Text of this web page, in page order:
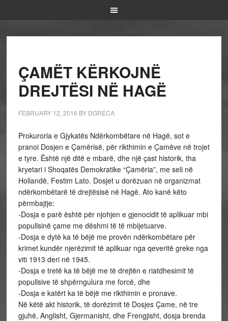
ÇAMËT KËRKOJNË
DREJTËSI NË HAGË
FEBRUARY 12, 2016 BY DGRECA
Prokuroria e Gjykatës Ndërkombëtare në Hagë, sot e
pranoi Dosjen e Çamërisë, për rikthimin e Çamëve në trojet
e tyre. Është një ditë e mbarë, dhe një çast historik, tha
kryetari i Shoqatës Demokratike “Çamëria”, me seli në
Hollandë, Festim Lato. Dosjet u dorëzuan në organizmat
ndërkombëtarë të drejtësisë në Hagë. Ato kanë këto
përmbajtje:
-Dosja e parë është për njohjen e gjenocidit të aplikuar mbi
popullsinë çame me dëshmi të të mbijetuarve.
-Dosja e dytë ka të bëjë me provën ndërkombëtare për
krimet kundër njerëzimit të aplikuar nga qeveritë greke nga
viti 1913 deri në 1945.
-Dosja e tretë ka të bëjë me të drejtën e riatdhesimit të
popullsive të shpërngulura me forcë, dhe
-Dosja e katërt ka të bëjë me rikthimin e pronave.
Në këtë akt historik, të dorëzimit të Dosjes Çame, në tre
gjuhë, Anglisht, Gjermanisht, dhe Frengjisht, dosja brenda